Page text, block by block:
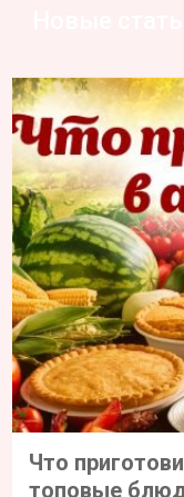
Что
топовые